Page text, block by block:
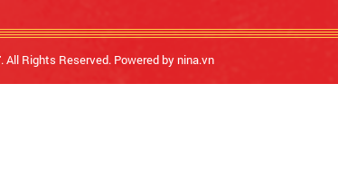
. All Rights Reserved. Powered by nina.vn